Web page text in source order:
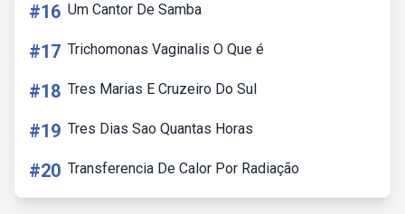
#16 Um Cantor De Samba
#17 Trichomonas Vaginalis O Que é
#18 Tres Marias E Cruzeiro Do Sul
#19 Tres Dias Sao Quantas Horas
#20 Transferencia De Calor Por Radiação